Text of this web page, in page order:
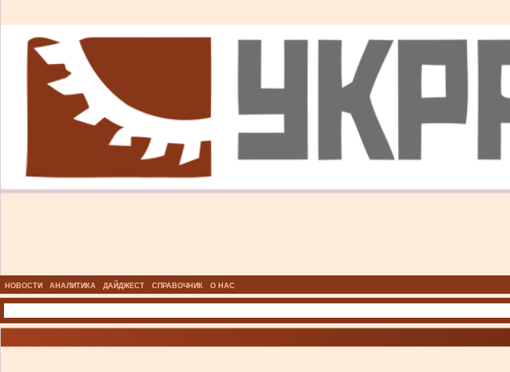
НОВОСТИ АНАЛИТИКА ДАЙДЖЕСТ СПРАВОЧНИК О НАС